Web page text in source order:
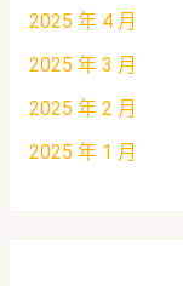
2025 年 4 月
2025 年 3 月
2025 年 2 月
2025 年 1 月